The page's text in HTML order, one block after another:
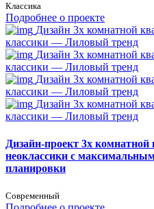
Классика
Подробнее о проекте
Дизайн 3х комнатной
классики — Лиловый тренд
Дизайн 3х комнатной
классики — Лиловый тренд
Дизайн 3х комнатной
классики — Лиловый тренд
Дизайн 3х комнатной
классики — Лиловый тренд
Дизайн-проект 3х
неоклассики с
планировки
Современный